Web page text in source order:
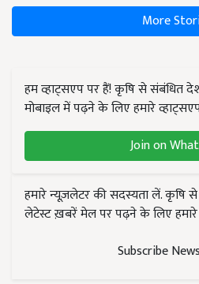
More
हम व्हाट्सएप पर हैं! कृषि से संबंधित
मोबाइल में पढ़ने के लिए हमारे
Join on
हमारे न्यूज़लेटर की सदस्यता लें. कृषि
लेटेस्ट ख़बरें मेल पर पढ़ने के लिए
Subscribe